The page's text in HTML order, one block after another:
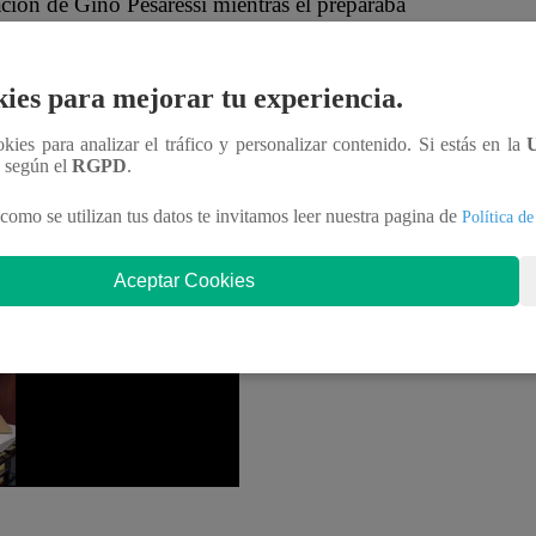
con orgullo el ganador de la primera temporada
su comentario y le agradeció por el nuevo apodo.
en la cuarta temporada de “
y Saskia Bernaola se enfrentan en la cocina para
dejará la competencia?
para mejorar tu experiencia.
para analizar el tráfico y personalizar contenido. Si estás en la
según el RGPD.
se utilizan tus datos te invitamos leer nuestra pagina de Política
Aceptar Cookies